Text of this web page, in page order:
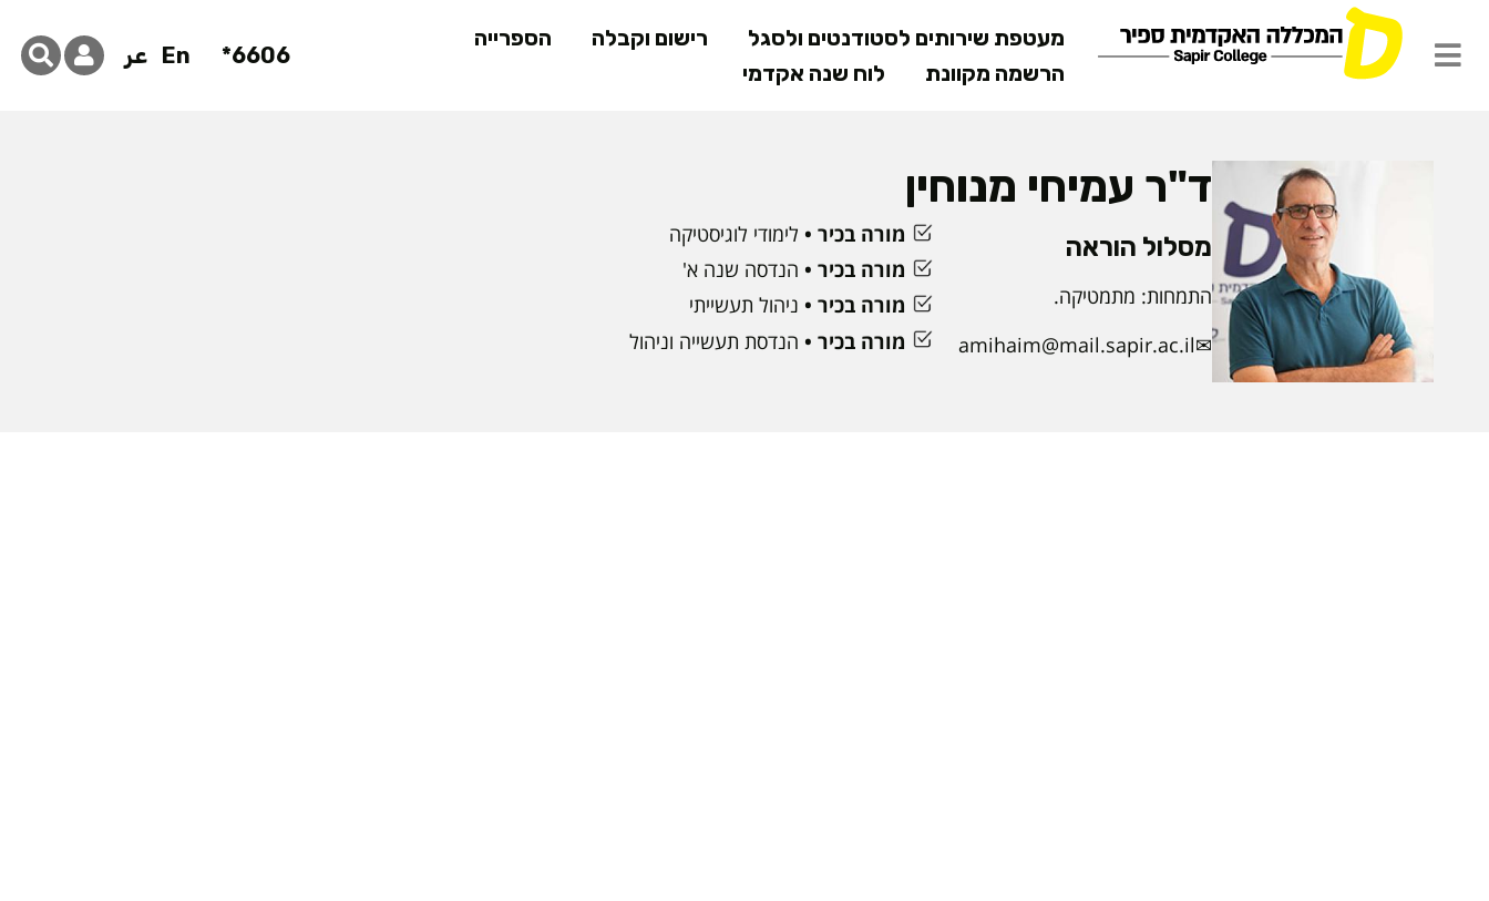
לתוכן
המרכזי
מעטפת שירותים לסטודנטים ולסגל רישום וקבלה
הספרייה
הרשמה מקוונת
לוח שנה אקדמי
6606*
En عر
ד"ר עמיחי מנוחין
מסלול הוראה
התמחות: מתמטיקה.
amihaim@mail.sapir.ac.il
מורה בכיר
לימודי לוגיסטיקה
מורה בכיר
הנדסה שנה א'
מורה בכיר
ניהול תעשייתי
מורה בכיר
הנדסת תעשייה וניהול